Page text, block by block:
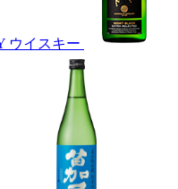
ウイスキー